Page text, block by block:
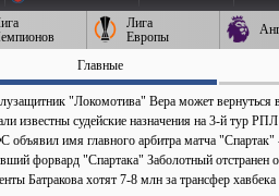
Лига
Европы
Главные
"Локомотива" Вера может вернуться
известны судейские назначения на 3-й тур РПЛ
объявил имя главного арбитра матча
форвард "Спартака" Заболотный отстранен
Батракова хотят 7-8 млн за трансфер